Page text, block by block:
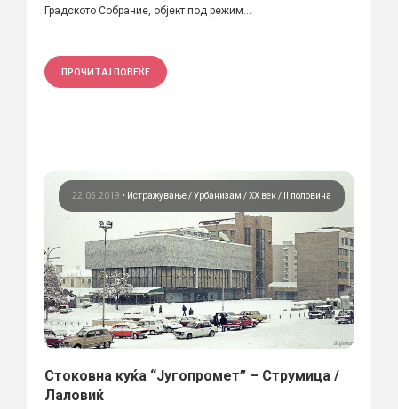
Градското Собрание, објект под режим...
ПРОЧИТАЈ ПОВЕЌЕ
22.05.2019 • Истражување Урбанизам ХХ век / II половина
Стоковна куќа “Југопромет” – Струмица /
Лаловиќ